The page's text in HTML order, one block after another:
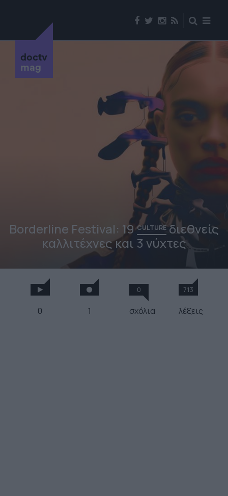
doctv
mag
Borderline Festival: 19CULTUREδιεθνείς
καλλιτέχνες και 3 νύχτες
0 1
0
σχόλια
713
λέξεις